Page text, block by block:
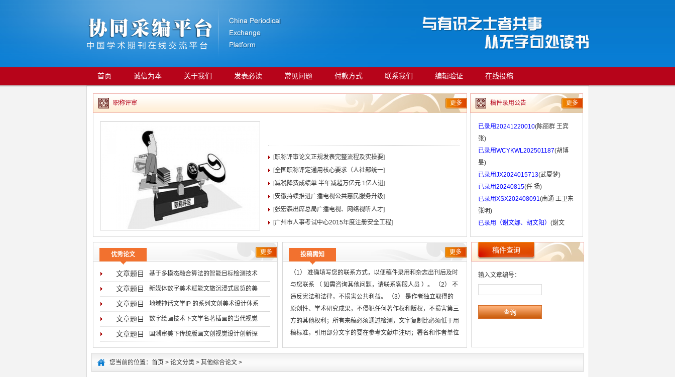
首页 诚信为本 关于我们 发表必读 常见问题 付款方式 联系我们 编辑验证 在线投稿
职称评审 更多
[职称评审论文正规发表完整流程及实操要]
[全国职称评定通用核心要求（人社部统一]
[减税降费成绩单 半年减超万亿元 1亿人进]
[安徽持续推进广播电视公共惠民服务升级]
[张宏森出席总局广播电视、网络视听人才]
[广州市人事考试中心2015年度注册安全工程]
稿件录用公告 更多
已录用20241220010(陈丽群 王宾
张)
已录用WCYKWL202501187(胡博
旻)
已录用JX2024015713(武夏梦)
已录用20240815(任 扬)
已录用XSX202408091(南通 王卫东
张明)
已录用（谢文娜、胡文阳） (谢文
娜、胡文阳)
已录用ZGJZYNJ2024072602
(乔德
山)
已录用ZGJZYNJ2024072601
优秀论文 更多
基于多模态融合算法的智能目标检测技术
文章题目
新媒体数字美术赋能文旅沉浸式展览的美
文章题目
地域神话文学IP 的系列文创美术设计体系
文章题目
数字绘画技术下文学名著插画的当代视觉
文章题目
国潮审美下传统版画文创视觉设计创新探
文章题目
投稿需知 更多
（1） 准确填写您的联系方式，以便稿件录用和杂志出刊后及时
与您联系 （ 如需咨询其他问题，请联系客服人员 ）。 （2） 不
违反宪法和法律，不损害公共利益。 （3） 是作者独立取得的
原创性、学术研究成果，不侵犯任何著作权和版权，不损害第三
方的其他权利；所有来稿必须通过检测，文字复制比必须低于用
稿标准，引用部分文字的要在参考文献中注明；署名和作者单位
稿件查询
输入文章编号：
您当前的位置： 首页 > 论文分类> 其他综合论文>